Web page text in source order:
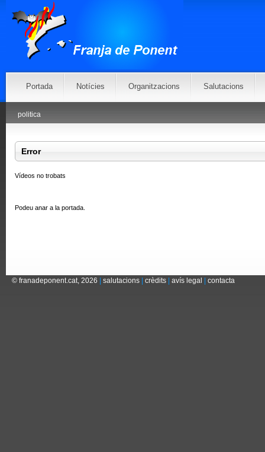
Portada Notícies Organitzacions Salutacions
politica
Error
Vídeos no trobats
Podeu anar a la portada
© franadeponent.cat, 2026 salutacions crèdits avís legal contacta